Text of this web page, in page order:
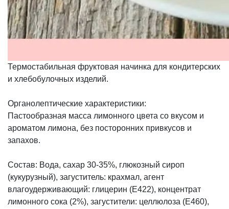
Термостабильная фруктовая начинка для кондитерских
и хлебобулочных изделий.
Органолептические характеристики:
Пастообразная масса лимонного цвета со вкусом и
ароматом лимона, без посторонних привкусов и
запахов.
Состав: Вода, сахар 30-35%, глюкозный сироп
(кукурузный), загуститель: крахмал, агент
влагоудерживающий: глицерин (Е422), концентрат
лимонного сока (2%), загустители: целлюлоза (Е460),